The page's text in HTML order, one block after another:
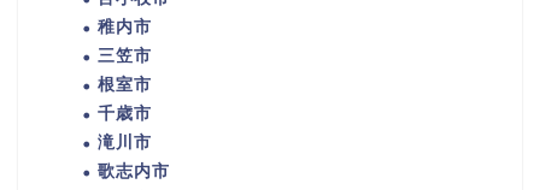
稚内市
三笠市
根室市
千歳市
滝川市
歌志内市